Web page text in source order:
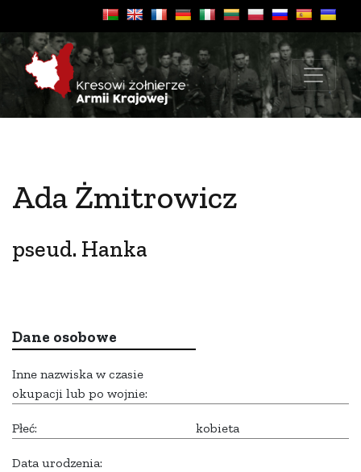
Ada Żmitrowicz
pseud. Hanka
Dane osobowe
Inne nazwiska w czasie
okupacji lub po wojnie:
Płeć: kobieta
Data urodzenia: